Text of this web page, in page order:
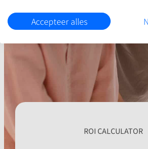
ROI CALCULATOR
Accepteer alles